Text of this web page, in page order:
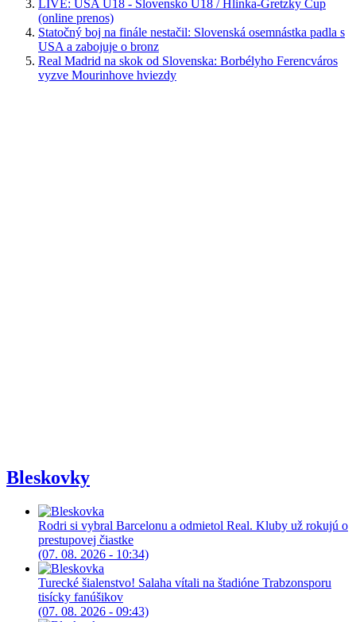
LIVE: USA U18 - Slovensko U18 / Hlinka-Gretzky Cup
(online prenos)
Statočný boj na finále nestačil: Slovenská osemnástka padla s
USA a zabojuje o bronz
Real Madrid na skok od Slovenska: Borbélyho Ferencváros
vyzve Mourinhove hviezdy
Bleskovky
Rodri si vybral Barcelonu a odmietol Real. Kluby už rokujú o
prestupovej čiastke
(07. 08. 2026 - 10:34)
Turecké šialenstvo! Salaha vítali na štadióne Trabzonsporu
tisícky fanúšikov
(07. 08. 2026 - 09:43)